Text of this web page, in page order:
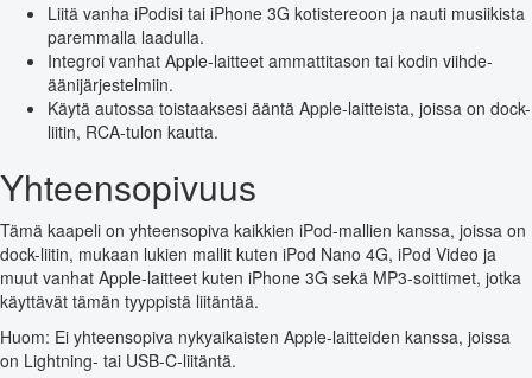
Liitä vanha iPodisi tai iPhone 3G kotistereoon ja nauti musiikista
paremmalla laadulla.
Integroi vanhat Apple-laitteet ammattitason tai kodin viihde-
äänijärjestelmiin.
Käytä autossa toistaaksesi ääntä Apple-laitteista, joissa on dock-
liitin, RCA-tulon kautta.
Yhteensopivuus
Tämä kaapeli on yhteensopiva kaikkien iPod-mallien kanssa, joissa on
dock-liitin, mukaan lukien mallit kuten iPod Nano 4G, iPod Video ja
muut vanhat Apple-laitteet kuten iPhone 3G sekä MP3-soittimet, jotka
käyttävät tämän tyyppistä liitäntää.
Huom: Ei yhteensopiva nykyaikaisten Apple-laitteiden kanssa, joissa
on Lightning- tai USB-C-liitäntä.